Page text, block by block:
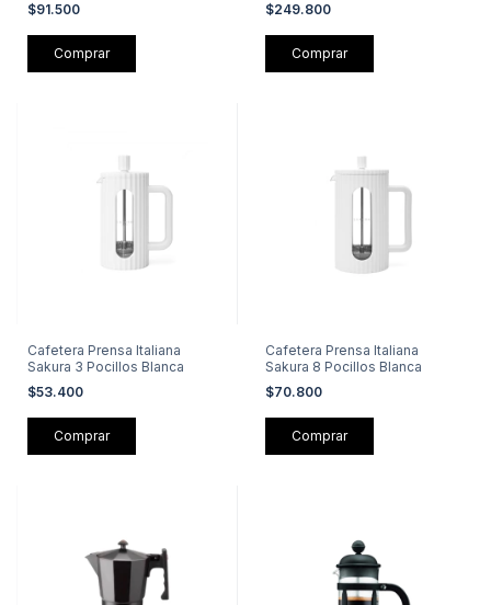
$91.500
$249.800
Cafetera Prensa Italiana
Sakura 3 Pocillos Blanca
$53.400
Cafetera Prensa Italiana
Sakura 8 Pocillos Blanca
$70.800